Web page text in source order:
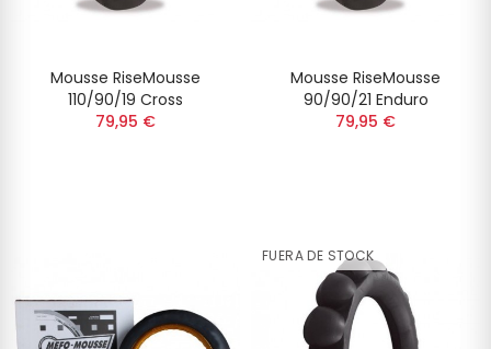
Mousse RiseMousse
110/90/19 Cross
79,95 €
Mousse RiseMousse
90/90/21 Enduro
79,95 €
FUERA DE STOCK